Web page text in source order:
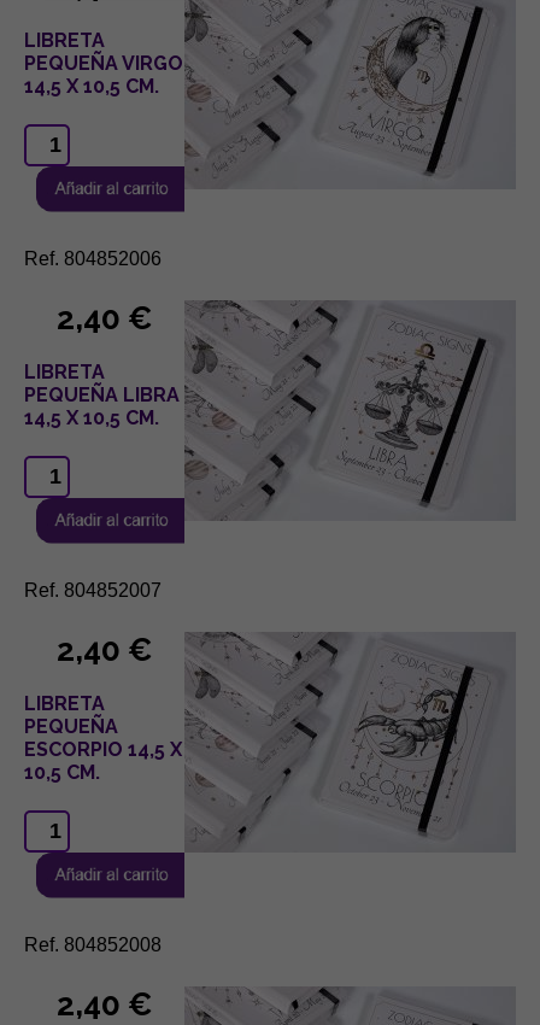
LIBRETA
PEQUEÑA VIRGO
14,5 X 10,5 CM.
Ref. 804852006
2,40 €
LIBRETA
PEQUEÑA LIBRA
14,5 X 10,5 CM.
Ref. 804852007
2,40 €
LIBRETA
PEQUEÑA
ESCORPIO 14,5 X
10,5 CM.
Ref. 804852008
2,40 €